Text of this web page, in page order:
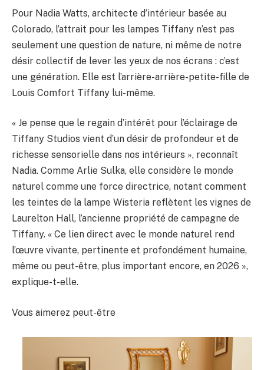
Pour Nadia Watts, architecte d’intérieur basée au
Colorado, l’attrait pour les lampes Tiffany n’est pas
seulement une question de nature, ni même de notre
désir collectif de lever les yeux de nos écrans : c’est
une génération. Elle est l’arrière-arrière-petite-fille de
Louis Comfort Tiffany lui-même.
« Je pense que le regain d’intérêt pour l’éclairage de
Tiffany Studios vient d’un désir de profondeur et de
richesse sensorielle dans nos intérieurs », reconnaît
Nadia. Comme Arlie Sulka, elle considère le monde
naturel comme une force directrice, notant comment
les teintes de la lampe Wisteria reflètent les vignes de
Laurelton Hall, l’ancienne propriété de campagne de
Tiffany. « Ce lien direct avec le monde naturel rend
l’œuvre vivante, pertinente et profondément humaine,
même ou peut-être, plus important encore, en 2026 »,
explique-t-elle.
Vous aimerez peut-être